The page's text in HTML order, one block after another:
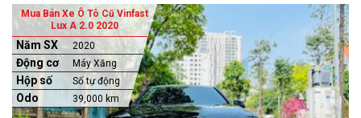
Mua Bán Xe Ô Tô Cũ Vinfast
Lux A 2.0 2020
Năm SX 2020
Động cơ Máy Xăng
Hộp số Số tự động
Odo 39,000 km